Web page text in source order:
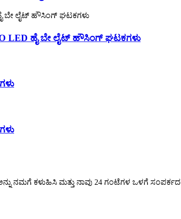
LED ಹೈ ಬೇ ಲೈಟ್ ಹೌಸಿಂಗ್ ಘಟಕಗಳು
ನಮಗೆ ಕಳುಹಿಸಿ ಮತ್ತು ನಾವು 24 ಗಂಟೆಗಳ ಒಳಗೆ